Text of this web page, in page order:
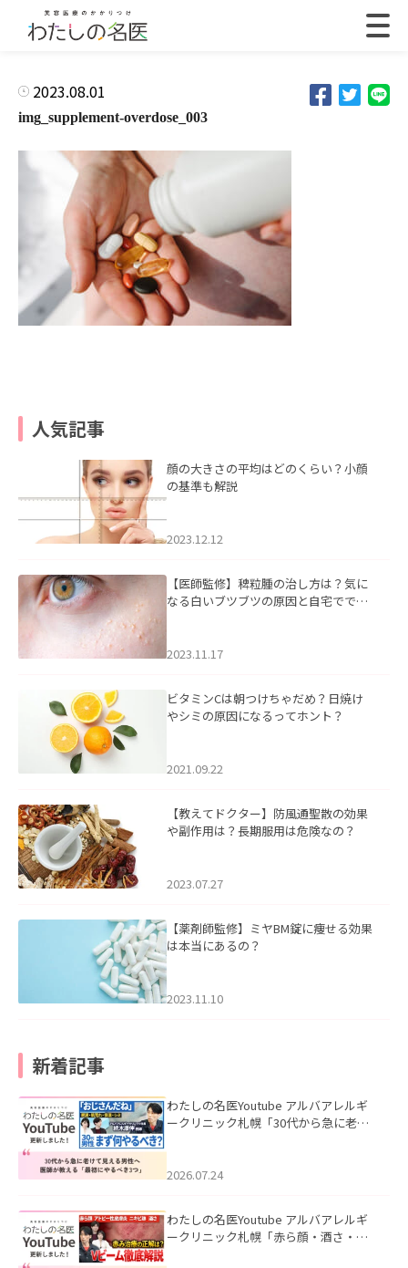
2023.08.01
img_supplement-overdose_003
人気記事
顔の大きさの平均はどのくらい？小顔
の基準も解説
2023.12.12
【医師監修】稗粒腫の治し方は？気に
なる白いブツブツの原因と自宅ででき
2023.11.17
ビタミンCは朝つけちゃだめ？日焼け
やシミの原因になるってホント？
2021.09.22
【教えてドクター】防風通聖散の効果
や副作用は？長期服用は危険なの？
2023.07.27
【薬剤師監修】ミヤBM錠に痩せる効果
は本当にあるの？
2023.11.10
新着記事
わたしの名医Youtube アルバアレルギ
ークリニック札幌「30代から急に老け
た。
2026.07.24
わたしの名医Youtube アルバアレルギ
ークリニック札幌「赤ら顔・酒さ・ニ